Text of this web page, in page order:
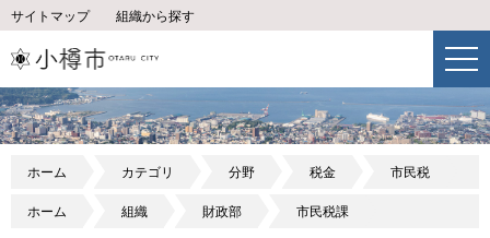
サイトマップ 組織から探す
ホーム カテゴリ 分野 税金 市民税
ホーム 組織 財政部 市民税課